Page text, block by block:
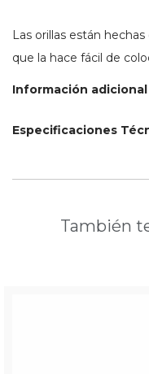
Las orillas están
que la hace fácil de
Información adicional
Especificaciones
También